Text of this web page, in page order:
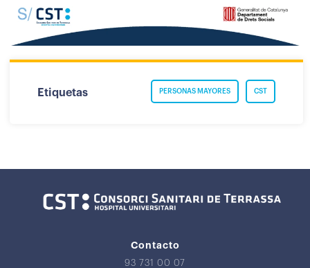
Etiquetas CST
PERSONAS MAYORES
Contacto
93 731 00 07